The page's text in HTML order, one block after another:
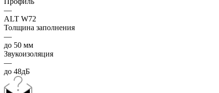
—
ALT W72
Толщина заполнения
—
до 50 мм
Звукоизоляция
—
до 48дБ